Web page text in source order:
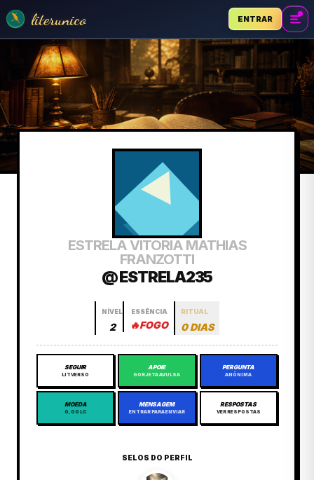
literunico ENTRAR
ESTRELA VITORIA MATHIAS
FRANZOTTI
@ ESTRELA235
NÍVEL
2
ESSÊNCIA
🔥FOGO
RITUAL
0 DIAS
SEGUIR
LITVERSO
APOIE
GORJETA AVULSA
PERGUNTA
ANÔNIMA
MOEDA
0,00 LC
MENSAGEM
ENTRAR PARA ENVIAR
RESPOSTAS
VER RESPOSTAS
SELOS DO PERFIL